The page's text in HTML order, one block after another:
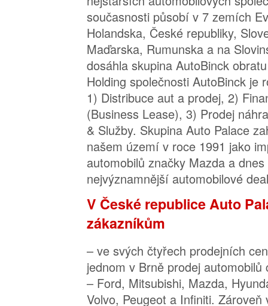
současnosti působí v 7 zemích
Holandska, České republiky,
Maďarska, Rumunska a na
dosáhla skupina AutoBinck
Holding společnosti AutoBinck je
1) Distribuce aut a prodej, 2)
(Business Lease), 3) Prodej
& Služby. Skupina Auto Palace
našem území v roce 1991 jako
automobilů značky Mazda a
nejvýznamnější automobilové
V České republice Auto
zákazníkům
– ve svých čtyřech prodejních
jednom v Brně prodej
– Ford, Mitsubishi, Mazda,
Volvo, Peugeot a Infiniti.